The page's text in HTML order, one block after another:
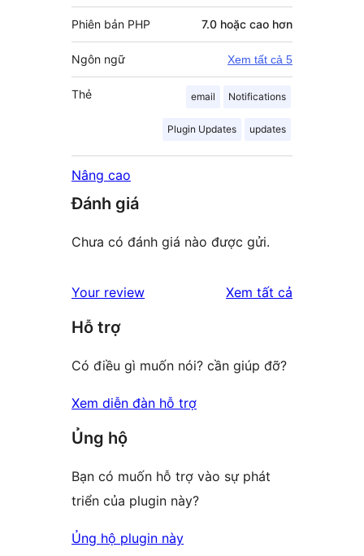
Phiên bản PHP 7.0 hoặc cao hơn
Ngôn ngữ Xem tất cả 5
Thẻ email Notifications
Plugin Updates updates
Nâng cao
Đánh giá
Chưa có đánh giá nào được gửi.
Your review Xem tất cả
Hỗ trợ
Có điều gì muốn nói? cần giúp đỡ?
Xem diễn đàn hỗ trợ
Ủng hộ
Bạn có muốn hỗ trợ vào sự phát
triển của plugin này?
Ủng hộ plugin này